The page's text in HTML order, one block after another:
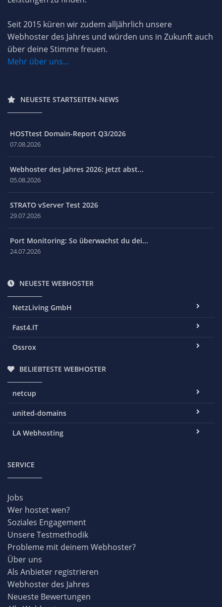
Seit 2015 küren wir zudem alljährlich unsere
Webhoster des Jahres und würden uns in Zukunft auch
über deine Stimme freuen.
Mehr über uns...
NEUESTE STARTSEITEN-NEWS
HOSTtest Domain-Report Q3/2026
07.08.2026
Webhoster des Jahres 2026: Jetzt abst...
05.08.2026
STRATO vServer Test 2026
29.07.2026
Port Monitoring: So überwachst du dei...
24.07.2026
NEUESTE WEBHOSTER
NetzLiving GmbH
Fast4.IT
Ossrox
BELIEBTESTE WEBHOSTER
netcup
united-domains
LA Webhosting
SERVICE
Jobs
Wer hostet wen?
Soziales Engagement
Unsere Testmethodik
Probleme mit deinem Webhoster?
Über uns
Als Anbieter registrieren
Webhoster des Jahres
Neueste Bewertungen